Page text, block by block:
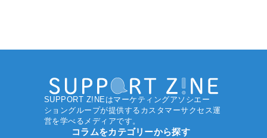
SUPPORT Z!NEはマーケティングアソシエー
ショングループが提供するカスタマーサクセス運
営を学べるメディアです。
コラムをカテゴリーから探す